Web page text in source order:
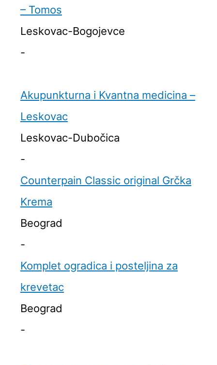
– Tomos
Leskovac-Bogojevce
-
Akupunkturna i Kvantna medicina –
Leskovac
Leskovac-Dubočica
-
Counterpain Classic original Grčka
Krema
Beograd
-
Komplet ogradica i posteljina za
krevetac
Beograd
-